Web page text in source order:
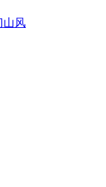
山风